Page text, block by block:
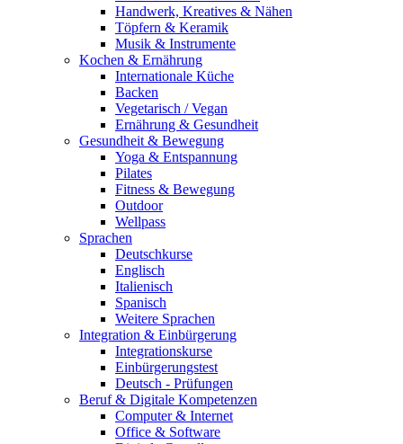
Handwerk, Kreatives & Nähen
Töpfern & Keramik
Musik & Instrumente
Kochen & Ernährung
Internationale Küche
Backen
Vegetarisch / Vegan
Ernährung & Gesundheit
Gesundheit & Bewegung
Yoga & Entspannung
Pilates
Fitness & Bewegung
Outdoor
Wellpass
Sprachen
Deutschkurse
Englisch
Italienisch
Spanisch
Weitere Sprachen
Integration & Einbürgerung
Integrationskurse
Einbürgerungstest
Deutsch - Prüfungen
Beruf & Digitale Kompetenzen
Computer & Internet
Office & Software